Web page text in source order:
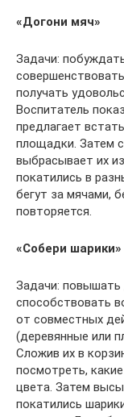
«Догони мяч»
Задачи:
получать
Воспитатель
предлагает
площадки. Затем
выбрасывает их
покатились в
бегут за мячами,
повторяется.
«Собери шарики»
Задачи: повышать
способствовать
от совместных
(деревянные или
Сложив их в
посмотреть,
цвета. Затем
покатились